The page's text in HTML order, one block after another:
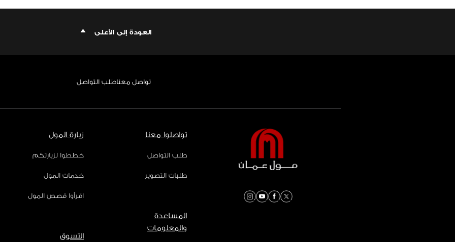
العودة إلى الأعلى
تواصل معناطلب التواصل
تواصلوا معنا
طلب التواصل
طلبات التصوير
المساعدة
والمعلومات
زيارة المول
خططوا لزيارتكم
خدمات المول
اقرأوا قصص المول
التسوق